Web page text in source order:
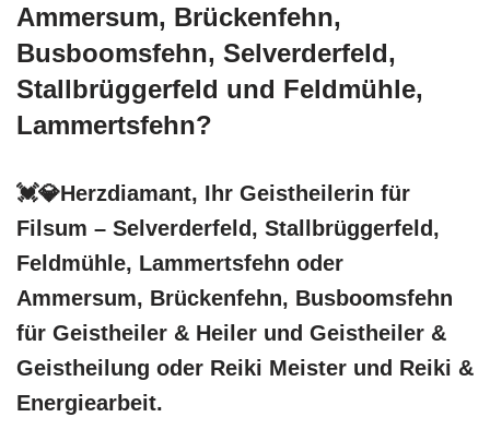
Ammersum, Brückenfehn,
Busboomsfehn, Selverderfeld,
Stallbrüggerfeld und Feldmühle,
Lammertsfehn?
💓️💎Herzdiamant, Ihr Geistheilerin für
Filsum – Selverderfeld, Stallbrüggerfeld,
Feldmühle, Lammertsfehn oder
Ammersum, Brückenfehn, Busboomsfehn
für Geistheiler & Heiler und Geistheiler &
Geistheilung oder Reiki Meister und Reiki &
Energiearbeit.